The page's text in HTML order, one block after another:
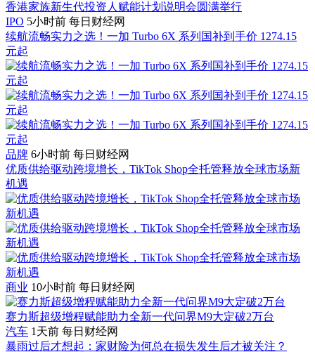
香港家族新生代投资人赋能计划说明会圆满举行
IPO 5小时前 每日财经网
续航流畅实力之选！一加 Turbo 6X 系列国补到手价 1274.15
元起
品牌 6小时前 每日财经网
优质供给驱动跨境增长，TikTok Shop全托管释放全球市场新
机遇
商业 10小时前 每日财经网
赛力斯超级增程赋能助力全新一代问界M9大定破2万台
汽车 1天前 每日财经网
暴雨过后才想起：家财险为何总在损失发生后才被关注？